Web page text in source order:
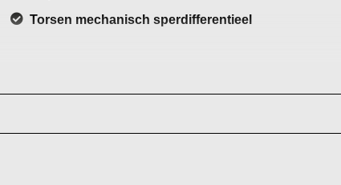
Torsen mechanisch sperdifferentieel